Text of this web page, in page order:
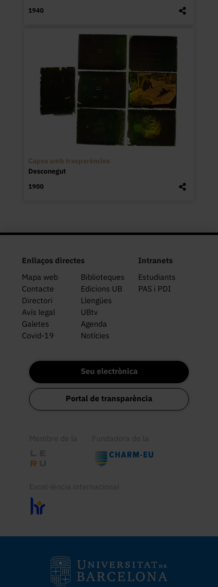
1940
Capsa amb trasparències
Desconegut
1900
Enllaços directes
Mapa web
Biblioteques
Contacte
Edicions UB
Directori
Llengües
Avís legal
UBtv
Galetes
Agenda
Covid-19
Notícies
Intranets
Estudiants
PAS i PDI
Seu electrònica
Portal de transparència
Membre de la Fundadora de la
Excel·lència internacional